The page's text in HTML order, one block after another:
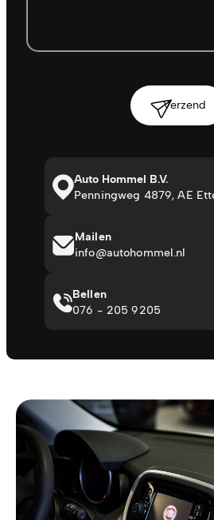
Verzend
Auto Hommel B.V.
Penningweg 4879, AE
Mailen
info@autohommel.nl
Bellen
076 - 205 9205